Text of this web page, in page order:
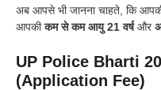
अब आपसे भी जानना चाहते, कि
आपकीकम से कम आयु 21 वर्षऔर
UP Police Bharti
(Application Fee)